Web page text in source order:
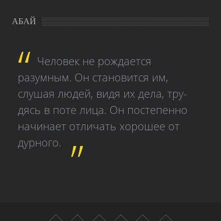
АБАЙ
Человек не рождается
разумным. Он становится им,
слушая людей, видя их дела, тру­
дясь в поте лица. Он постепенно
начинает отличать хорошее от
дурного.